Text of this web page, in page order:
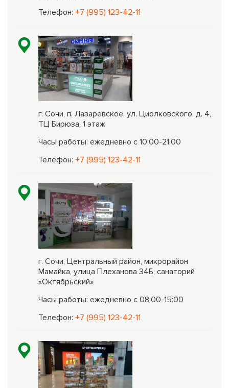
Телефон: +7 (995) 123-42-11
г. Сочи, п. Лазаревское, ул. Циолковского, д. 4,
ТЦ Бирюза, 1 этаж
Часы работы: ежедневно с 10:00-21:00
Телефон: +7 (995) 123-42-11
г. Сочи, Центральный район, микрорайон
Мамайка, улица Плеханова 34Б, санаторий
«Октябрьский»
Часы работы: ежедневно с 08:00-15:00
Телефон: +7 (995) 123-42-11